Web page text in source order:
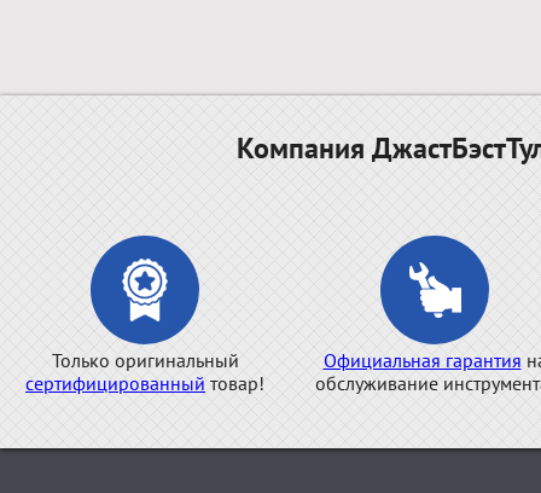
Компания
Только оригинальный
сертифицированный товар!
Официальная гарантия
обслуживание